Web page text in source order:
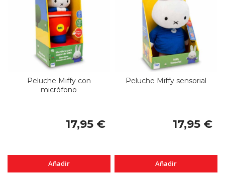
Peluche Miffy con
micrófono
17,95 €
Añadir
Peluche Miffy sensorial
17,95 €
Añadir